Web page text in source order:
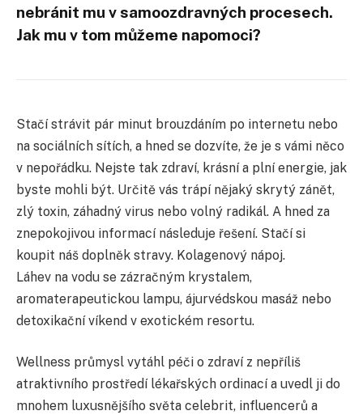
nebránit mu v samoozdravných procesech.
Jak mu v tom můžeme napomoci?
Stačí strávit pár minut brouzdáním po internetu nebo
na sociálních sítích, a hned se dozvíte, že je s vámi něco
v nepořádku. Nejste tak zdraví, krásní a plní energie, jak
byste mohli být. Určitě vás trápí nějaký skrytý zánět,
zlý toxin, záhadný virus nebo volný radikál. A hned za
znepokojivou informací následuje řešení. Stačí si
koupit náš doplněk stravy. Kolagenový nápoj.
Láhev na vodu se zázračným krystalem,
aromaterapeutickou lampu, ájurvédskou masáž nebo
detoxikační víkend v exotickém resortu.
Wellness průmysl vytáhl péči o zdraví z nepříliš
atraktivního prostředí lékařských ordinací a uvedl ji do
mnohem luxusnějšího světa celebrit, influencerů a